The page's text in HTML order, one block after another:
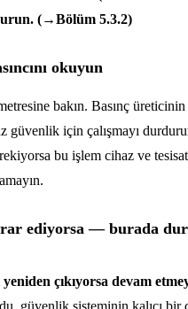
(→Bölüm 5.3.2)
okuyun
bakın. Basınç
güvenlik için çalışmayı
bu işlem cihaz ve
ediyorsa — burada
yeniden çıkıyorsa devam